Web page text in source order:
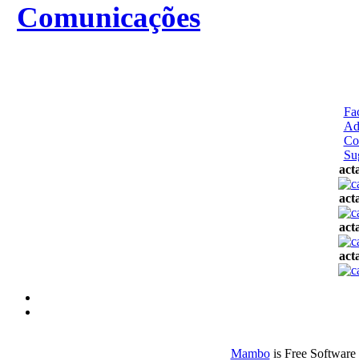
Comunicações
Mambois Free Software